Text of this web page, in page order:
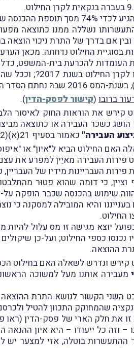
למערער בשומה.
נשללה ממנו כתוצאה
אם בדרך של התרת ניכוי הוצאה
החילוט נדחתה. מכאן
העומדות להכרעת בית-המשפט,
הזמניים בשנת
ברובו (קישור לפסק-הדין).
קירש את הוראות החוק לאיסור
כשכר העבירה או כתוצאה
העבירה" כאמור בסעיף 21(א)(2) לחוק).
האם החילוט הביא ל"איון" או
פירות העבירה מאיֵין למפרע את
העבריינות מידיו של
כי דומה שהוא פטוּר
שימוש בהכנסה שכבר הופקה
והיא המובילה למסקנה כי
החילוט.
יוצא מגישה זו מס עלול
נכנסו כספי החילוט; ועל-כן
ההוצאה.
ונדרש לשאלה האם בחילוט
השני הקשור לנושא התרת
שהמחוקק התכוון להטיל
– וזה כל ייעודו – היא איון
בוטלה, אזי למצער יש